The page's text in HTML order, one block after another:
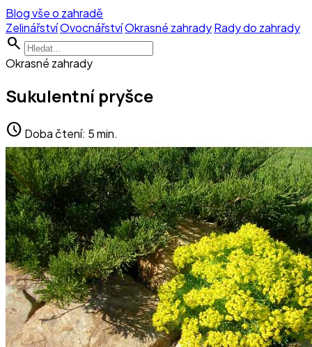
Blog vše o zahradě
ZelinářstvíOvocnářstvíOkrasné zahradyRady do zahrady
search
Okrasné zahrady
Sukulentní pryšce
schedule Doba čtení: 5 min.